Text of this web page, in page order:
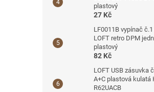
plastový
27 Kč
LF0011B vypínač
LOFT retro DPM
plastový
82 Kč
LOFT USB zásuvka
A+C plastová kulatá
R62UACB